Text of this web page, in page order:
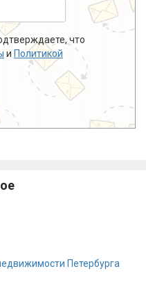
что
и Политикой
Петербурга